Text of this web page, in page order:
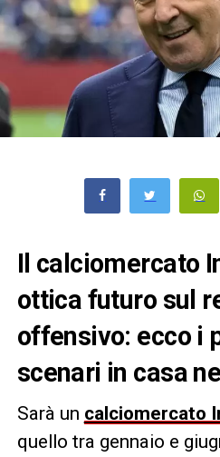
Il calciomercato
ottica futuro sul
offensivo: ecco i
scenari in casa
Sarà un calciomercato
quello tra gennaio e